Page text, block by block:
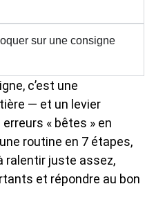
sur une consigne
c’est une
— et un levier
« bêtes » en
routine en 7 étapes,
ralentir juste assez,
et répondre au bon